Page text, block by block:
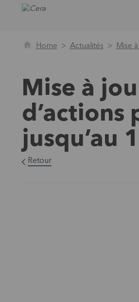
Home Actualités Mise
Mise à
d’actions
jusqu’au
Retour